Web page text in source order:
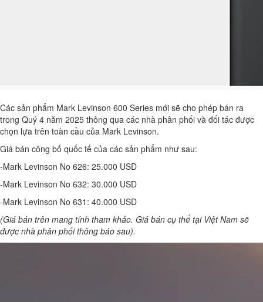
Các sản phẩm Mark Levinson 600 Series mới sẽ cho phép bán ra
trong Quý 4 năm 2025 thông qua các nhà phân phối và đối tác được
chọn lựa trên toàn cầu của Mark Levinson.
Giá bán công bố quốc tế của các sản phẩm như sau:
-Mark Levinson No 626: 25.000 USD
-Mark Levinson No 632: 30.000 USD
-Mark Levinson No 631: 40.000 USD
(Giá bán trên mang tính tham khảo. Giá bán cụ thể tại Việt Nam sẽ
được nhà phân phối thông báo sau).